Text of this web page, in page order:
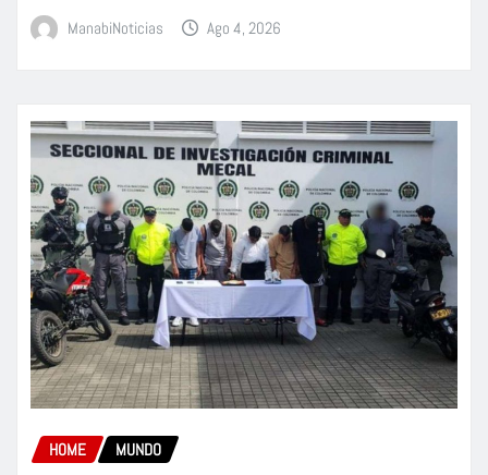
ManabiNoticias Ago 4, 2026
HOME MUNDO